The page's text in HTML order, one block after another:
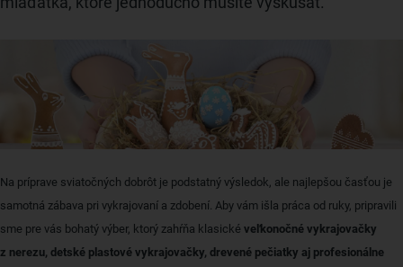
Na príprave sviatočných dobrôt je podstatný výsledok, ale najlepšou časťou je
samotná zábava pri vykrajovaní a zdobení. Aby vám išla práca od ruky, pripravili
sme pre vás bohatý výber, ktorý zahŕňa klasické veľkonočné vykrajovačky
z nerezu, detské plastové vykrajovačky, drevené pečiatky aj profesionálne